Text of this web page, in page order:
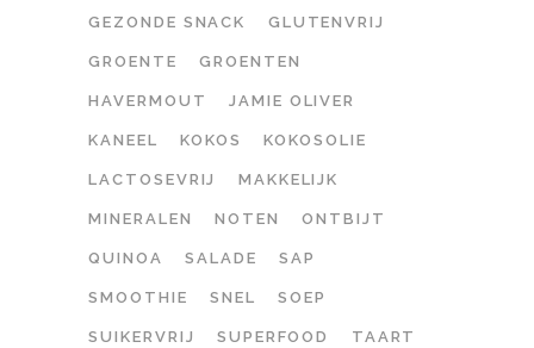
GEZONDE SNACK GLUTENVRIJ
GROENTE GROENTEN
HAVERMOUT JAMIE OLIVER
KANEEL KOKOS KOKOSOLIE
LACTOSEVRIJ MAKKELIJK
MINERALEN NOTEN ONTBIJT
QUINOA SALADE SAP
SMOOTHIE SNEL SOEP
SUIKERVRIJ SUPERFOOD TAART